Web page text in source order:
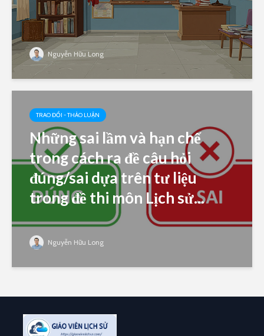
Nguyễn Hữu Long
TRAO ĐỔI - THẢO LUẬN
Những sai lầm và hạn chế
trong cách ra đề câu hỏi
đúng/sai dựa trên tư liệu
trong đề thi môn Lịch sử...
Nguyễn Hữu Long